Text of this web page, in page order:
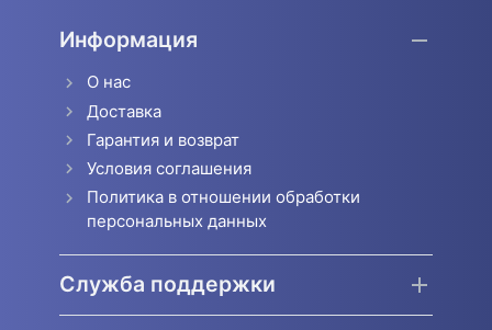
Информация
О нас
Доставка
Гарантия и возврат
Условия соглашения
Политика в отношении обработки
персональных данных
Служба поддержки